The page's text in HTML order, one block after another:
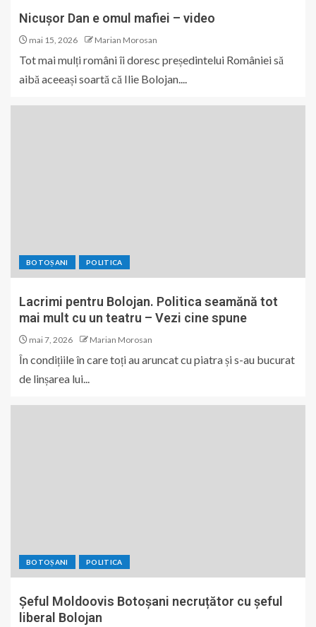
Nicușor Dan e omul mafiei – video
mai 15, 2026 Marian Morosan
Tot mai mulți români îi doresc președintelui României să
aibă aceeași soartă că Ilie Bolojan....
BOTOȘANI POLITICA
Lacrimi pentru Bolojan. Politica seamănă tot
mai mult cu un teatru – Vezi cine spune
mai 7, 2026 Marian Morosan
În condițiile în care toți au aruncat cu piatra și s-au bucurat
de linșarea lui...
BOTOȘANI POLITICA
Șeful Moldoovis Botoșani necruțător cu șeful
liberal Bolojan